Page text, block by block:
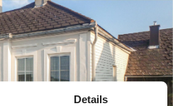
Details